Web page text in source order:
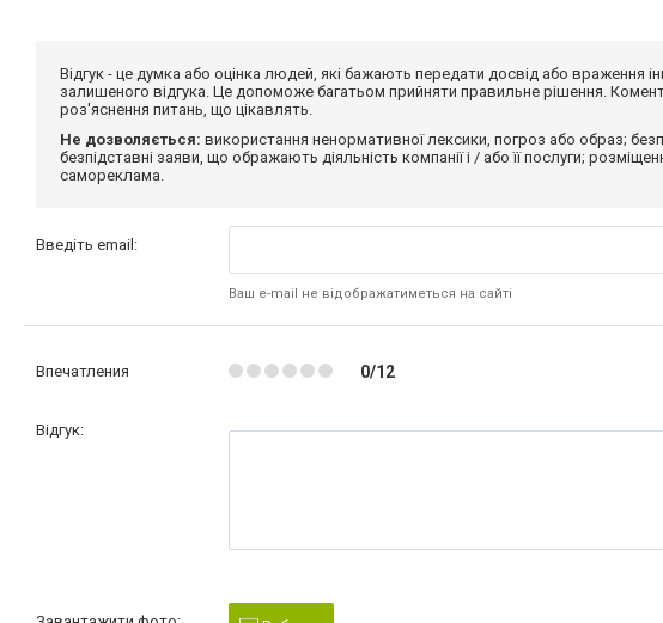
Відгук - це думка або оцінка людей, які бажають передати досвід або
залишеного відгука. Це допоможе багатьом прийняти правильне рішення.
роз'яснення питань, що цікавлять.
Не дозволяється: використання ненормативної лексики, погроз або образ;
безпідставні заяви, що ображають діяльність компанії і / або її послуги;
самореклама.
Введіть email:
Ваш e-mail не відображатиметься на сайті
Впечатления 0/12
Відгук: